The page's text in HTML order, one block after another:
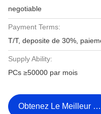
negotiable
Payment Terms:
T/T, deposite de 30%,
Supply Ability:
PCs ≥50000 par mois
Obtenez Le Meilleur